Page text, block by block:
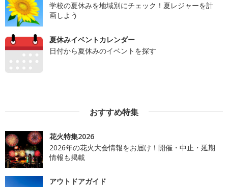
学校の夏休みを地域別にチェック！夏レジャーを計
画しよう
夏休みイベントカレンダー
日付から夏休みのイベントを探す
おすすめ特集
花火特集2026
2026年の花火大会情報をお届け！開催・中止・延期
情報も掲載
アウトドアガイド